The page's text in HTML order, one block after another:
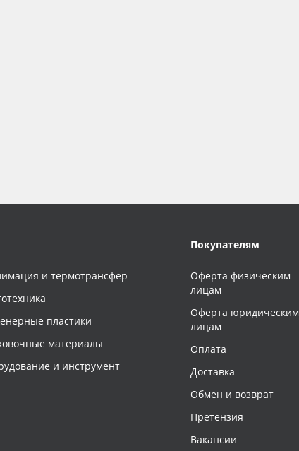
и термотрансфер
пластики
материалы
и инструмент
Покупателям
Оферта физическим
лицам
Оферта юридическим
лицам
Оплата
Доставка
Обмен и возврат
Претензия
Вакансии